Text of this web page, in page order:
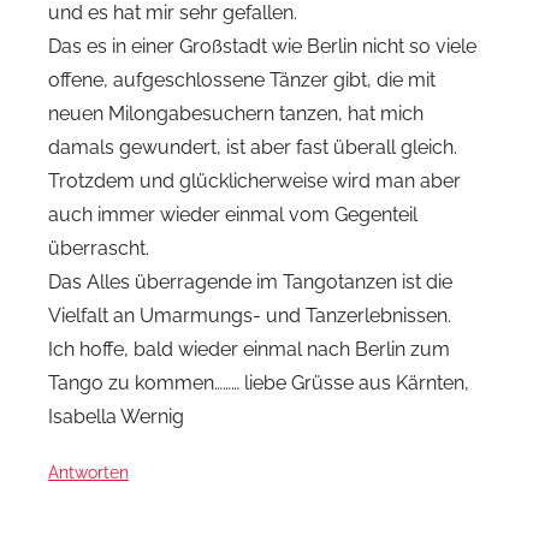
und es hat mir sehr gefallen.
Das es in einer Großstadt wie Berlin nicht so viele
offene, aufgeschlossene Tänzer gibt, die mit
neuen Milongabesuchern tanzen, hat mich
damals gewundert, ist aber fast überall gleich.
Trotzdem und glücklicherweise wird man aber
auch immer wieder einmal vom Gegenteil
überrascht.
Das Alles überragende im Tangotanzen ist die
Vielfalt an Umarmungs- und Tanzerlebnissen.
Ich hoffe, bald wieder einmal nach Berlin zum
Tango zu kommen……… liebe Grüsse aus Kärnten,
Isabella Wernig
Antworten